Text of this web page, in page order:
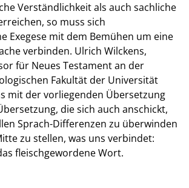
Verständlichkeit als auch sachliche
so muss sich
Exegese mit dem Bemühen um eine
verbinden. Ulrich Wilckens,
für Neues Testament an der
Fakultät der Universität
mit der vorliegenden Übersetzung
die sich auch anschickt,
Sprach-Differenzen zu überwinden
zu stellen, was uns verbindet:
fleischgewordene Wort.